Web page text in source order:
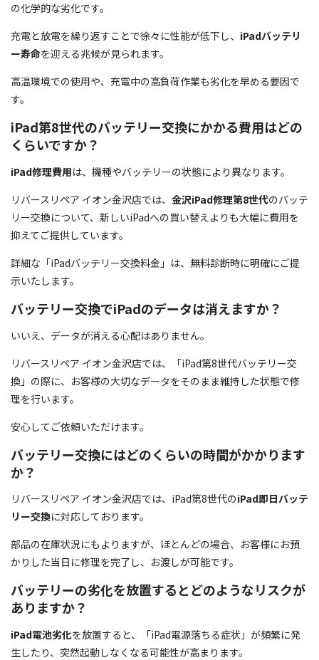
の化学的な劣化です。
充電と放電を繰り返すことで徐々に性能が低下し、 iPadバッテリ
ー寿命を迎える兆候が見られます。
高温環境での使用や、充電中の高負荷作業も劣化を早める要因で
す。
iPad第8世代のバッテリー交換にかかる費用はどの
くらいですか？
iPad修理費用は、機種やバッテリーの状態により異なります。
リバースリペア イオン金沢店では、 金沢iPad修理第8世代のバッテ
リー交換について、新しいiPadへの買い替えよりも大幅に費用を
抑えてご提供しています。
詳細な「iPadバッテリー交換料金」は、無料診断時に明確にご提
示いたします。
バッテリー交換でiPadのデータは消えますか？
いいえ、データが消える心配はありません。
リバースリペア イオン金沢店では、「iPad第8世代バッテリー交
換」の際に、お客様の大切なデータをそのまま維持した状態で修
理を行います。
安心してご依頼いただけます。
バッテリー交換にはどのくらいの時間がかかります
か？
リバースリペア イオン金沢店では、iPad第8世代のiPad即日バッテ
リー交換に対応しております。
部品の在庫状況にもよりますが、ほとんどの場合、お客様にお預
かりした当日に修理を完了し、お渡しが可能です。
バッテリーの劣化を放置するとどのようなリスクが
ありますか？
iPad電池劣化を放置すると、「iPad電源落ちる症状」が頻繁に発
生したり、突然起動しなくなる可能性が高まります。